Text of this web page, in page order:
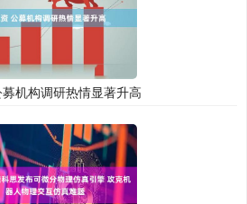
机构调研热情显著升高